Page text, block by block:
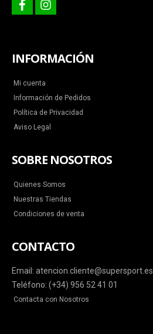
facebookinstagram
INFORMACIÓN
Mi cuenta
Información de Pedidos
Política de Privacidad
Aviso Legal
SOBRE NOSOTROS
Quienes Somos
Nuestras Tiendas
Condiciones de venta
CONTACTO
Email: atencion.cliente@supersport.es
Teléfono: (+34) 956 52 41 01
Contacta con Nosotros